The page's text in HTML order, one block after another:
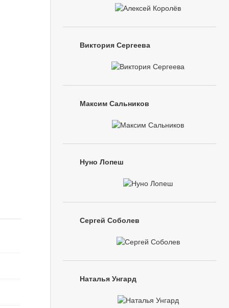
Виктория Сергеева
Максим Сальников
Нуно Лопеш
Сергей Соболев
Наталья Унгард